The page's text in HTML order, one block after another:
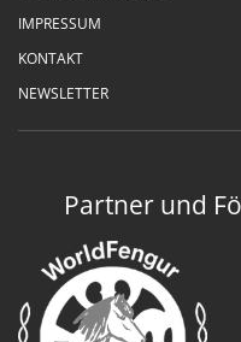
IMPRESSUM
KONTAKT
NEWSLETTER
Partner und